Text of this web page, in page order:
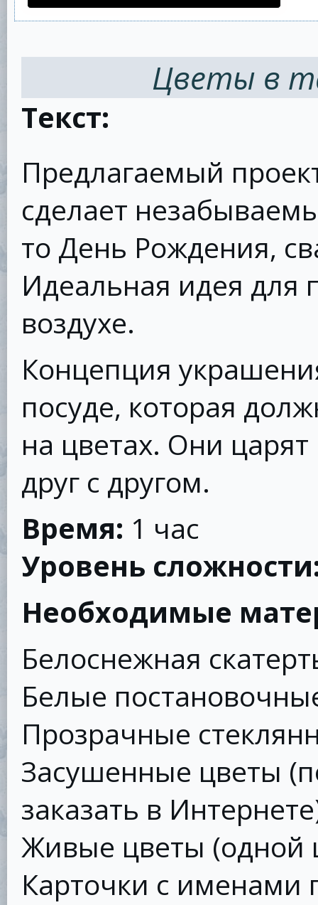
Цветы в
Текст:
Предлагаемый
сделает
то День Рождения,
Идеальная идея для
воздухе.
Концепция
посуде, которая
на цветах. Они
друг с другом.
Время: 1 час
Уровень
Необходимые
Белоснежная
Белые
Прозрачные
Засушенные цветы
заказать в
Живые цветы (одной
Карточки с именами